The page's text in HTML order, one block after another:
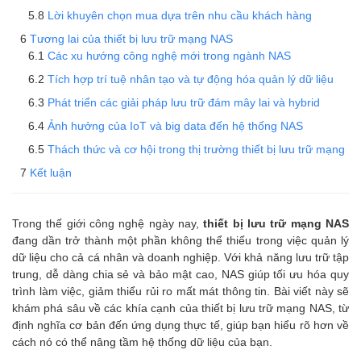
Lời khuyên chọn mua dựa trên nhu cầu khách hàng
Tương lai của thiết bị lưu trữ mạng NAS
Các xu hướng công nghệ mới trong ngành NAS
Tích hợp trí tuệ nhân tạo và tự động hóa quản lý dữ liệu
Phát triển các giải pháp lưu trữ đám mây lai và hybrid
Ảnh hưởng của IoT và big data đến hệ thống NAS
Thách thức và cơ hội trong thị trường thiết bị lưu trữ mạng
Kết luận
Trong thế giới công nghệ ngày nay,thiết bị lưu trữ mạng NAS
đang dần trở thành một phần không thể thiếu trong việc quản lý
dữ liệu cho cả cá nhân và doanh nghiệp. Với khả năng lưu trữ tập
trung, dễ dàng chia sẻ và bảo mật cao, NAS giúp tối ưu hóa quy
trình làm việc, giảm thiểu rủi ro mất mát thông tin. Bài viết này sẽ
khám phá sâu về các khía cạnh của thiết bị lưu trữ mạng NAS, từ
định nghĩa cơ bản đến ứng dụng thực tế, giúp bạn hiểu rõ hơn về
cách nó có thể nâng tầm hệ thống dữ liệu của bạn.